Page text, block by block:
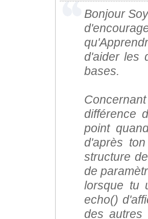
Bonjour
d'aider les
bases.
différence
point
d'après
structure
de
lorsque tu
echo()
des autres